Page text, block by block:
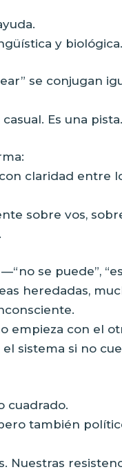
y biológica.
se conjugan
Es una pista.
claridad entre
sobre vos,
se puede”,
heredadas,
empieza con el
sistema si no
cuadrado.
también
Nuestras